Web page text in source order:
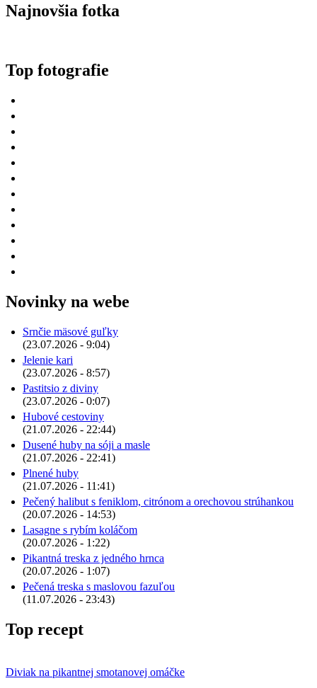
Najnovšia fotka
Top fotografie
Novinky na webe
Srnčie mäsové guľky
(23.07.2026 - 9:04)
Jelenie kari
(23.07.2026 - 8:57)
Pastitsio z diviny
(23.07.2026 - 0:07)
Hubové cestoviny
(21.07.2026 - 22:44)
Dusené huby na sóji a masle
(21.07.2026 - 22:41)
Plnené huby
(21.07.2026 - 11:41)
Pečený halibut s feniklom, citrónom a orechovou strúhankou
(20.07.2026 - 14:53)
Lasagne s rybím koláčom
(20.07.2026 - 1:22)
Pikantná treska z jedného hrnca
(20.07.2026 - 1:07)
Pečená treska s maslovou fazuľou
(11.07.2026 - 23:43)
Top recept
Diviak na pikantnej smotanovej omáčke